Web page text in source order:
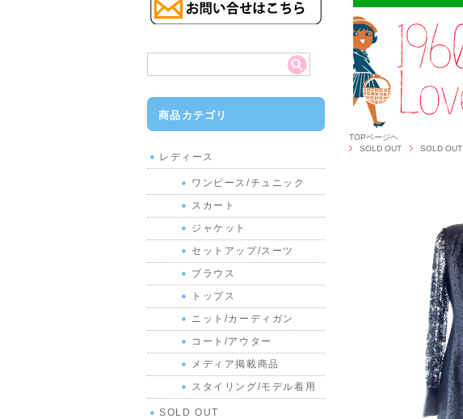
TOPページヘ
SOLD OUT
SOLD OUT
商品カテゴリ
レディース
ワンピース/チュニック
スカート
ジャケット
セットアップ/スーツ
ブラウス
トップス
ニット/カーディガン
コート/アウター
メディア掲載商品
スタイリング/モデル着用
SOLD OUT